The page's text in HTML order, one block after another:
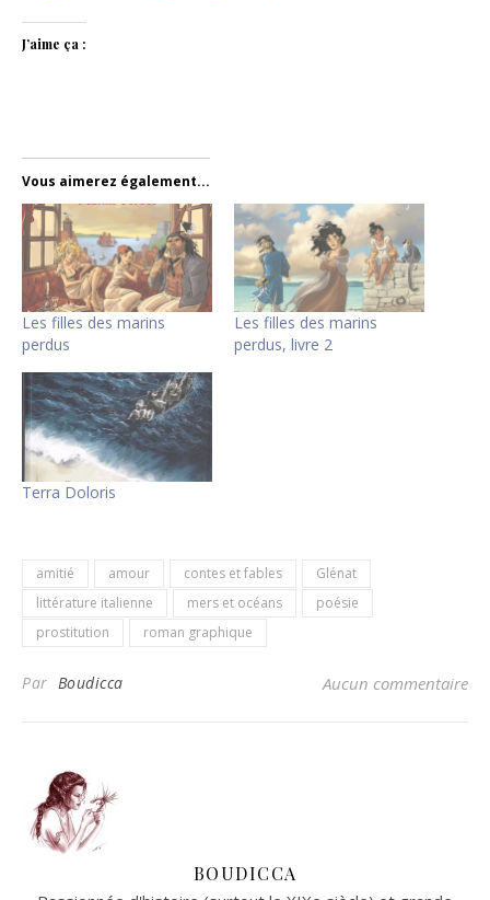
J’aime ça :
Vous aimerez également...
Les filles des marins
perdus
Les filles des marins
perdus, livre 2
Terra Doloris
amitié amour contes et fables
Glénat
littérature italienne
mers et océans
poésie
prostitution
roman graphique
Par Boudicca Aucun commentaire
BOUDICCA